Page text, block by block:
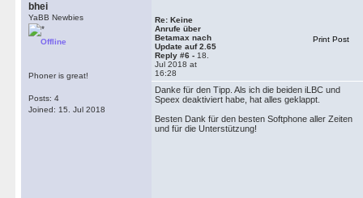
bhei
YaBB Newbies
Offline
Phoner is great!
Posts: 4
Joined: 15. Jul 2018
Re: Keine
Anrufe über
Betamax nach
Update auf 2.65
Reply #6 - 18.
Jul 2018 at
16:28
Print Post
Danke für den Tipp. Als ich die beiden iLBC und
Speex deaktiviert habe, hat alles geklappt.
Besten Dank für den besten Softphone aller Zeiten
und für die Unterstützung!